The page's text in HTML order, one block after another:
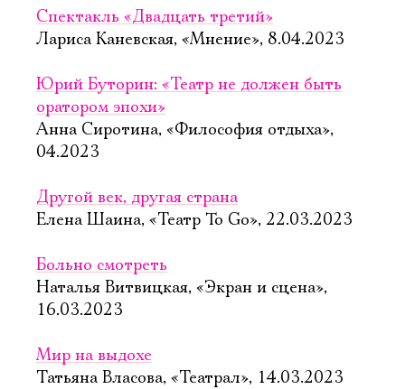
Спектакль «Двадцать третий»
Лариса Каневская, «Мнение», 8.04.2023
Юрий Буторин: «Театр не должен быть
оратором эпохи»
Анна Сиротина, «Философия отдыха»,
04.2023
Другой век, другая страна
Елена Шаина, «Театр To Go», 22.03.2023
Больно смотреть
Наталья Витвицкая, «Экран и сцена»,
16.03.2023
Мир на выдохе
Татьяна Власова, «Театрал», 14.03.2023